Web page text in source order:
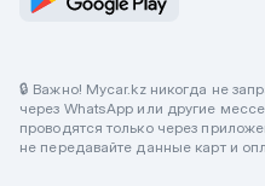
🔒 Важно! Mycar.kz никогда не
через WhatsApp или другие
проводятся только через
не передавайте данные карт и